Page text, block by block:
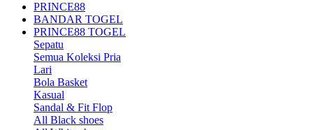
PRINCE88
BANDAR TOGEL
PRINCE88 TOGEL
Sepatu
Semua Koleksi Pria
Lari
Bola Basket
Kasual
Sandal & Fit Flop
All Black shoes